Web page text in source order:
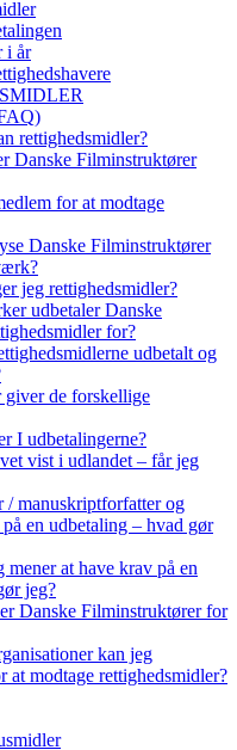
i år
rettighedsmidler?
Danske Filminstruktører
for at modtage
Danske Filminstruktører
jeg rettighedsmidler?
udbetaler Danske
for?
udbetalt og
de forskellige
I udbetalingerne?
vist i udlandet – får jeg
/ manuskriptforfatter og
en udbetaling – hvad gør
mener at have krav på en
jeg?
Danske Filminstruktører for
kan jeg
at modtage rettighedsmidler?